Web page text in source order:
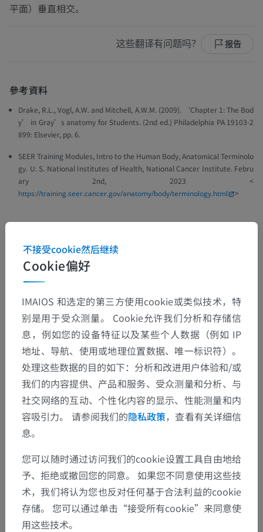
平面）垂直相交。
这些翻译有问题吗？ 报告
參考資料
Drake, R.L., Vogl, A.W. and Mitchell, A.W.M. (2009). ‘Chapter 1: The Bod
y’ in Gray’s anatomy for Students. (2nd ed.) Philadelphia PA 19103-2
899: Elsevier, pp. 6.
SEER Training Modules, Intro to the Human Body, Anatomical Terminolo
gy. U. S. National Institutes of Health, National Cancer Institute. Febru
ary 2nd, 2023 <
https://training.seer.cancer.gov/anatomy/body/terminology.html
>
解剖层次
人体解剖学2
一般解剖> 参考平面
底层结构：
纵平面
水平面或横切面
翻译
发现错误？
Cookie偏好
不接受cookie然后继续
IMAIOS 和选定的第三方使用cookie或类似技术，特
别是用于受众测量。 Cookie允许我们分析和存储信
息，例如您的设备特征以及某些个人数据（例如 IP
地址、导航、使用或地理位置数据、唯一标识符）。
处理这些数据的目的如下：分析和改进用户体验和/或
我们的内容提供、产品和服务、受众测量和分析、与
社交网络的互动、个性化内容的显示、性能测量和内
容吸引力。 请参阅我们的隐私政策，查看有关详细信
息。
您可以随时通过访问我们的cookie设置工具自由地给
予、拒绝或撤回您的同意。 如果您不同意使用这些技
术，我们将认为您也反对任何基于合法利益的cookie
存储。 您可以通过单击“接受所有cookie”来同意使
用这些技术。